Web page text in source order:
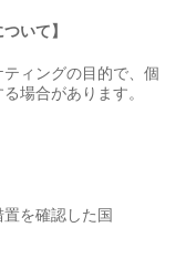
いて】
ィングの目的で、個
場合があります。
を確認した国